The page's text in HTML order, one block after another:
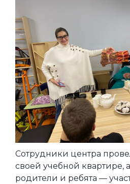
Сотрудники центра
своей учебной квартире,
родители и ребята —